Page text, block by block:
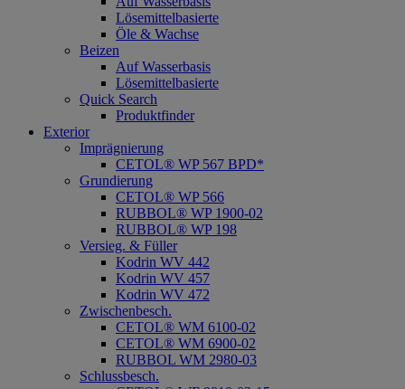
Lösemittelbasierte
Öle & Wachse
Beizen
Auf Wasserbasis
Lösemittelbasierte
Quick Search
Produktfinder
Exterior
Imprägnierung
CETOL® WP 567 BPD*
Grundierung
CETOL® WP 566
RUBBOL® WP 1900-02
RUBBOL® WP 198
Versieg. & Füller
Kodrin WV 442
Kodrin WV 457
Kodrin WV 472
Zwischenbesch.
CETOL® WM 6100-02
CETOL® WM 6900-02
RUBBOL WM 2980-03
Schlussbesch.